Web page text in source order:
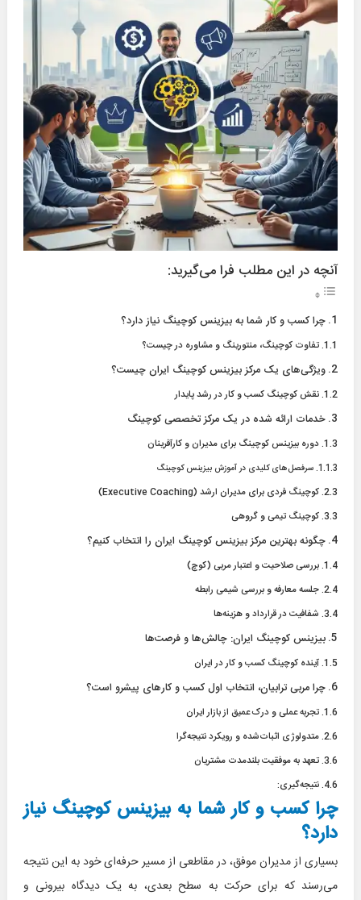
آنچه در این مطلب فرا می‌گیرید:
چرا کسب و کار شما به بیزینس کوچینگ نیاز دارد؟
تفاوت کوچینگ، منتورینگ و مشاوره در چیست؟
ویژگی‌های یک مرکز بیزینس کوچینگ ایران چیست؟
نقش کوچینگ کسب و کار در رشد پایدار
خدمات ارائه شده در یک مرکز تخصصی کوچینگ
دوره بیزینس کوچینگ برای مدیران و کارآفرینان
سرفصل‌های کلیدی در آموزش بیزینس کوچینگ
کوچینگ فردی برای مدیران ارشد (Executive Coaching)
کوچینگ تیمی و گروهی
چگونه بهترین مرکز بیزینس کوچینگ ایران را انتخاب کنیم؟
بررسی صلاحیت و اعتبار مربی (کوچ)
جلسه معارفه و بررسی شیمی رابطه
شفافیت در قرارداد و هزینه‌ها
بیزینس کوچینگ ایران: چالش‌ها و فرصت‌ها
آینده کوچینگ کسب و کار در ایران
چرا مربی ترابیان، انتخاب اول کسب و کارهای پیشرو است؟
تجربه عملی و درک عمیق از بازار ایران
متدولوژی اثبات‌شده و رویکرد نتیجه‌گرا
تعهد به موفقیت بلندمدت مشتریان
نتیجه‌گیری:
چرا کسب و کار شما به بیزینس کوچینگ نیاز
دارد؟
بسیاری از مدیران موفق، در مقاطعی از مسیر حرفه‌ای خود به این نتیجه
می‌رسند که برای حرکت به سطح بعدی، به یک دیدگاه بیرونی و